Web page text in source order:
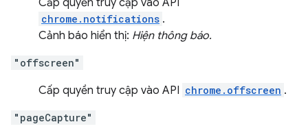
Cấp quyền truy cập vào API
chrome.notifications .
Cảnh báo hiển thị: Hiện thông báo.
"offscreen"
Cấp quyền truy cập vào API chrome.offscreen .
"pageCapture"